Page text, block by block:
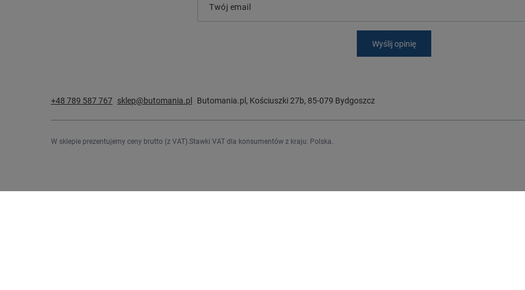
Twój email
Wyślij opinię
+48 789 587 767 sklep@butomania.pl Butomania.pl , Kościuszki 27b, 85-079 Bydgoszcz
W sklepie prezentujemy ceny brutto (z VAT). Stawki VAT dla konsumentów z kraju: Polska